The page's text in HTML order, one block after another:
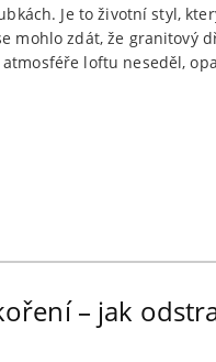
Je to životní styl,
zdát, že granitový
loftu neseděl,
– jak